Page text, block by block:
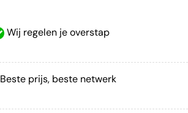
Wij regelen je overstap
Beste prijs, beste netwerk